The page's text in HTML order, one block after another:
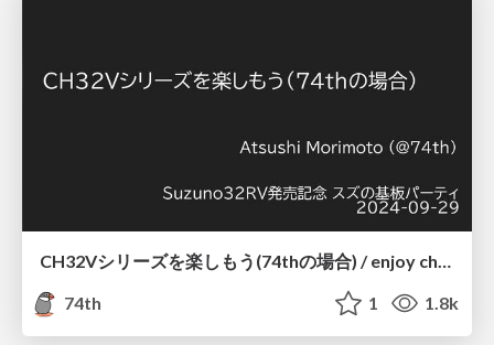
CH32Vシリーズを楽しもう(74thの場合) / enjoy ch32v series
74th
1 1.8k